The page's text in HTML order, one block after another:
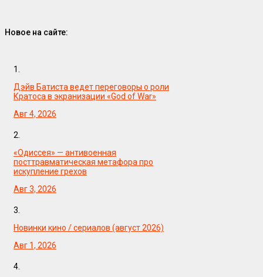
Новое на сайте:
1.
Дэйв Батиста ведет переговоры о роли
Кратоса в экранизации «God of War»
Авг 4, 2026
2.
«Одиссея» — антивоенная
посттравматическая метафора про
искупление грехов
Авг 3, 2026
3.
Новинки кино / сериалов (август 2026)
Авг 1, 2026
4.